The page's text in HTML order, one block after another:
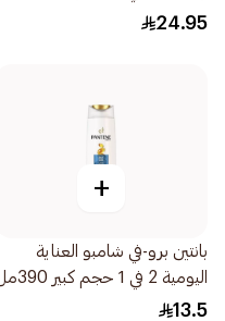
600لتر
24.95
+
بانتين برو-في شامبو العناية
اليومية 2 في 1 حجم كبير 390مل
13.5